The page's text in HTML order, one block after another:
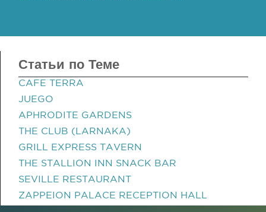
Статьи по Теме
CAFE TERRA
JUEGO
APHRODITE GARDENS
THE CLUB (LARNAKA)
GRILL EXPRESS TAVERN
THE STALLION INN SNACK BAR
SEVILLE RESTAURANT
ZAPPEION PALACE RECEPTION HALL